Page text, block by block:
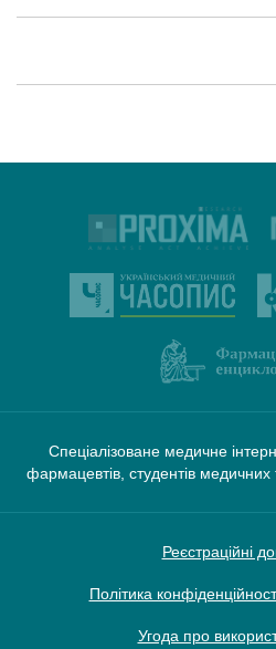
Спеціалізоване медичне
фармацевтів, студентів
Реєстраційні
Політика
Угода про